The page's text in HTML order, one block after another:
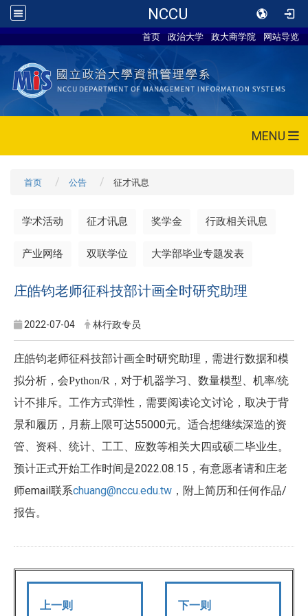
NCCU
首页 政治大学 政大商学院 网站导览
MENU
首页 公告 征才讯息
学术活动 征才讯息 奖学金 行政相关讯息
产业网络 双联学位 大学部毕业专题发表
庄皓钧老师征科技部计画全时研究助理
2022-07-04 林行政专员
庄皓钧老师征科技部计画全时研究助理，需进行数据和模
拟分析，会Python/R ，对于机器学习、数量模型、机率/统
计不排斥。工作方式弹性，需要阅读论文讨论，取决于背
景和履历，月薪上限可达55000元。适合想继续深造的资
管、资科、统计、工工、应数等相关大四或硕二毕业生。
预计正式开始工作时间是2022.08.15，有意愿者请和庄老
师email联系chuang@nccu.edu.tw ，附上简历和任何作品/
报告。
上一则 下一则